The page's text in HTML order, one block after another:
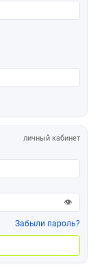
личный кабинет
👁
Забыли пароль?